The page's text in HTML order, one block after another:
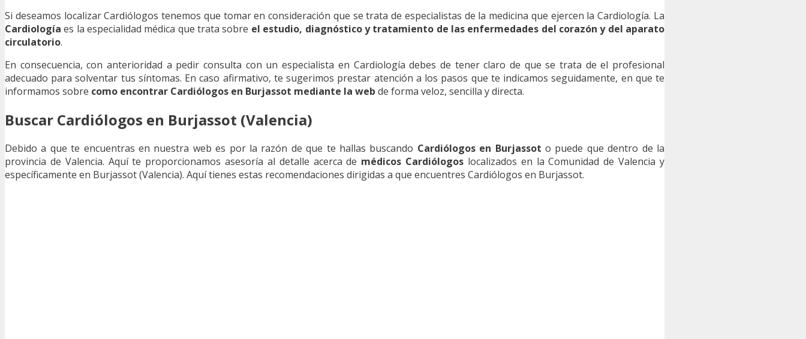
Si deseamos localizar Cardiólogos tenemos que tomar en consideración que se trata de especialistas de la medicina que ejercen la Cardiología. La
Cardiología es la especialidad médica que trata sobre el estudio, diagnóstico y tratamiento de las enfermedades del corazón y del aparato
circulatorio.
En consecuencia, con anterioridad a pedir consulta con un especialista en Cardiología debes de tener claro de que se trata de el profesional
adecuado para solventar tus síntomas. En caso afirmativo, te sugerimos prestar atención a los pasos que te indicamos seguidamente, en que te
informamos sobre como encontrar Cardiólogos en Burjassot mediante la web de forma veloz, sencilla y directa.
Buscar Cardiólogos en Burjassot (Valencia)
Debido a que te encuentras en nuestra web es por la razón de que te hallas buscando Cardiólogos en Burjassot o puede que dentro de la
provincia de Valencia. Aquí te proporcionamos asesoría al detalle acerca de médicos Cardiólogos localizados en la Comunidad de Valencia y
específicamente en Burjassot (Valencia). Aquí tienes estas recomendaciones dirigidas a que encuentres Cardiólogos en Burjassot.